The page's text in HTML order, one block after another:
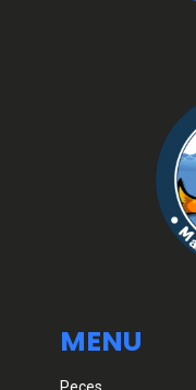
MENU
Peces